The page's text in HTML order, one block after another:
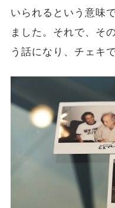
いられるという意味
ました。それで、そ
う話になり、チェキ